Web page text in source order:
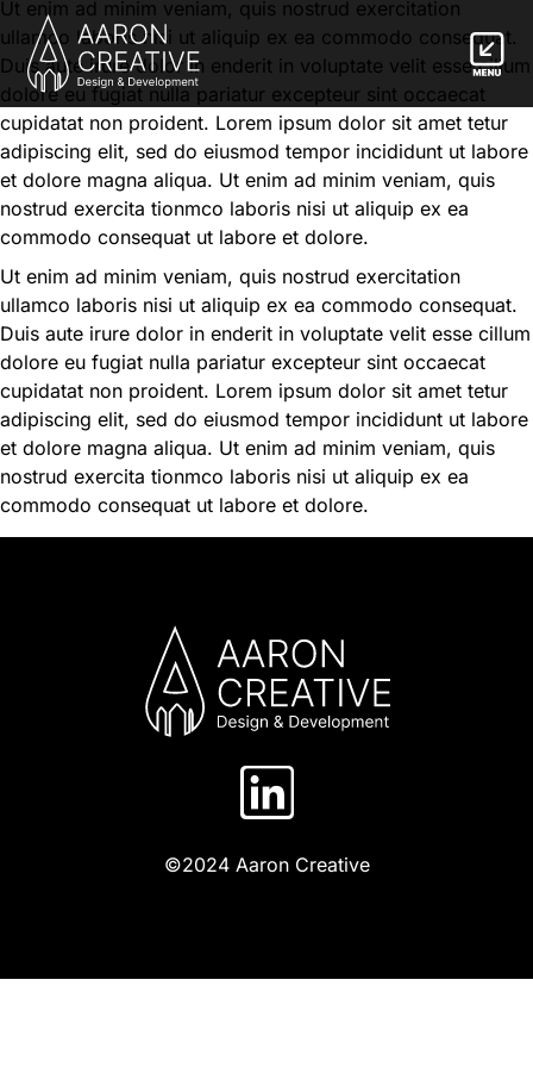
Ut enim ad minim veniam, quis nostrud exercitation
ullamco laboris nisi ut aliquip ex ea commodo consequat.
Duis aute irure dolor in enderit in voluptate velit esse cillum
dolore eu fugiat nulla pariatur excepteur sint occaecat
cupidatat non proident. Lorem ipsum dolor sit amet tetur
adipiscing elit, sed do eiusmod tempor incididunt ut labore
et dolore magna aliqua. Ut enim ad minim veniam, quis
nostrud exercita tionmco laboris nisi ut aliquip ex ea
commodo consequat ut labore et dolore.
Ut enim ad minim veniam, quis nostrud exercitation
ullamco laboris nisi ut aliquip ex ea commodo consequat.
Duis aute irure dolor in enderit in voluptate velit esse cillum
dolore eu fugiat nulla pariatur excepteur sint occaecat
cupidatat non proident. Lorem ipsum dolor sit amet tetur
adipiscing elit, sed do eiusmod tempor incididunt ut labore
et dolore magna aliqua. Ut enim ad minim veniam, quis
nostrud exercita tionmco laboris nisi ut aliquip ex ea
commodo consequat ut labore et dolore.
©2024 Aaron Creative